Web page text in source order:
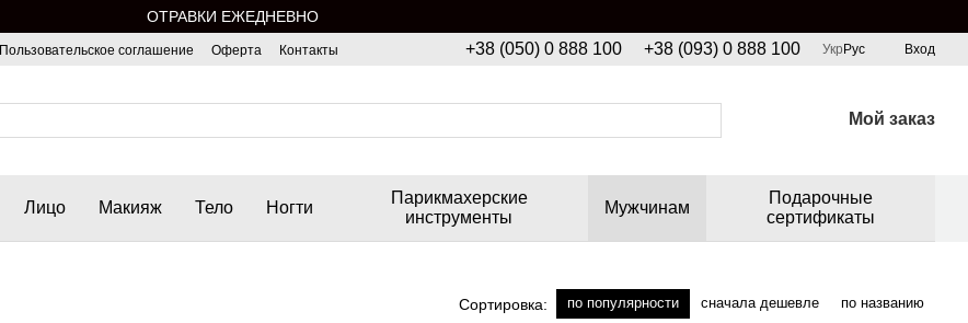
ОТРАВКИ ЕЖЕДНЕВНО
Пользовательское соглашение Оферта Контакты +38 (050) 0 888 100 +38 (093) 0 888 100 Укр Рус Вход
Мой заказ
Лицо Макияж Тело Ногти
Парикмахерские
инструменты
Мужчинам
Подарочные
сертификаты
Сортировка: по популярности сначала дешевле по названию